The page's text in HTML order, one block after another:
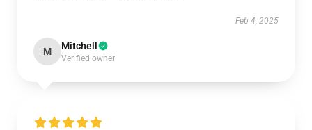
Feb 4, 2025
M Mitchell
Verified owner